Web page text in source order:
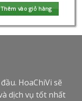
Thêm vào giỏ hàng
HoaChiVi sẽ
dịch vụ tốt nhất